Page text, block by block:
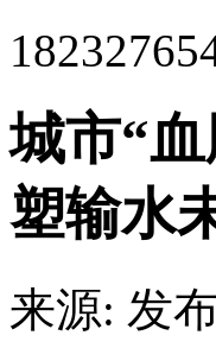
城市“
塑输水
来源: 发